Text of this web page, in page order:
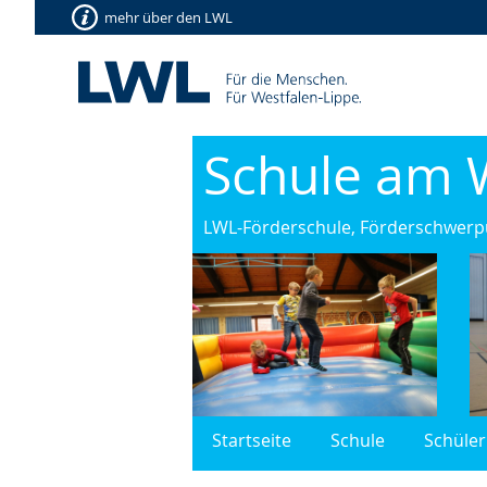
mehr über den LWL
Schule am
LWL-Förderschule,
Startseite Schule Schüler